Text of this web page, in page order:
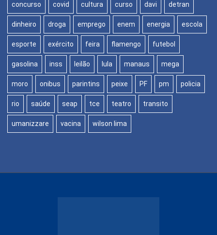
concurso covid cultura curso davi detran
dinheiro droga emprego enem energia escola
esporte exército feira flamengo futebol
gasolina inss leilão lula manaus mega
moro onibus parintins peixe PF pm policia
rio saúde seap tce teatro transito
umanizzare vacina wilson lima